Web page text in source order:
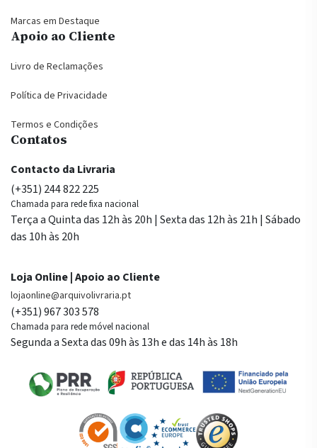
Marcas em Destaque
Apoio ao Cliente
Livro de Reclamações
Política de Privacidade
Termos e Condições
Contatos
Contacto da Livraria
(+351) 244 822 225
Chamada para rede fixa nacional
Terça a Quinta das 12h às 20h | Sexta das 12h às 21h | Sábado
das 10h às 20h
Loja Online | Apoio ao Cliente
lojaonline@arquivolivraria.pt
(+351) 967 303 578
Chamada para rede móvel nacional
Segunda a Sexta das 09h às 13h e das 14h às 18h